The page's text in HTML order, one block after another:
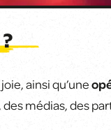
ainsi qu’une
médias, des